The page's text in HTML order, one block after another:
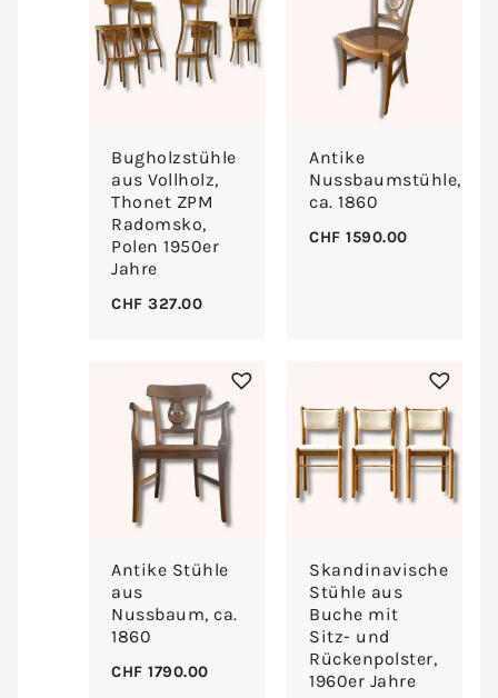
Bugholzstühle
aus Vollholz,
Thonet ZPM
Radomsko,
Polen 1950er
Jahre
CHF 327.00
Antike
Nussbaumstühle,
ca. 1860
CHF 1590.00
Antike Stühle
aus
Nussbaum, ca.
1860
CHF 1790.00
Skandinavische
Stühle aus
Buche mit
Sitz- und
Rückenpolster,
1960er Jahre